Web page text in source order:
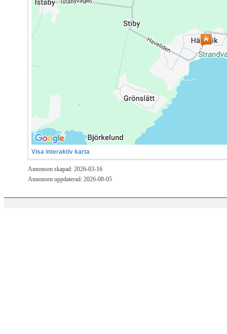
Visa interaktiv karta
Annonsen skapad: 2026-03-16
Annonsen uppdaterad: 2026-08-05